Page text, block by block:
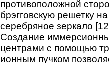
противоположной
брэгговскую решетку
серебряное зеркало
Создание
центрами с помощью
ионным пучком